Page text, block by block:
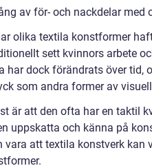
av för- och nackdelar med
olika textila konstformer
sett kvinnors arbete
har dock förändrats över
som andra former av
är att den ofta har en taktil
uppskatta och känna på
vara att textila konstverk